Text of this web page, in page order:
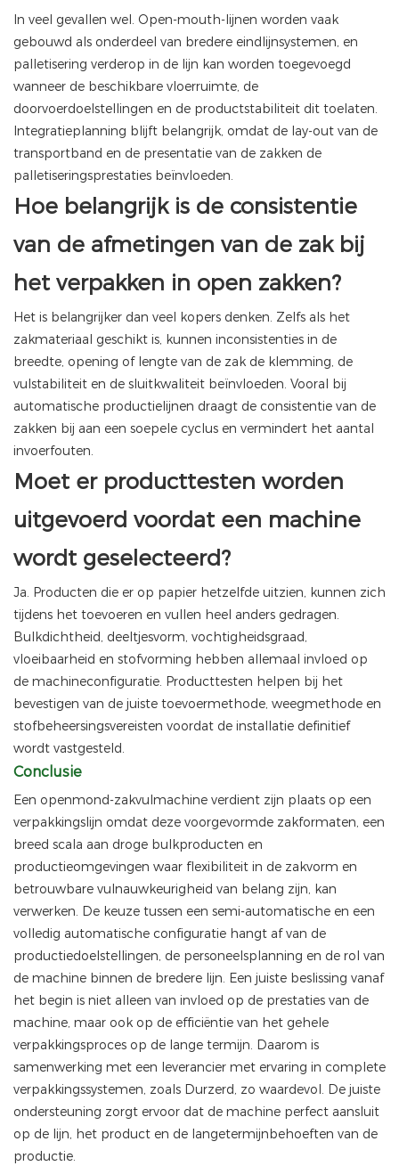
In veel gevallen wel. Open-mouth-lijnen worden vaak
gebouwd als onderdeel van bredere eindlijnsystemen, en
palletisering verderop in de lijn kan worden toegevoegd
wanneer de beschikbare vloerruimte, de
doorvoerdoelstellingen en de productstabiliteit dit toelaten.
Integratieplanning blijft belangrijk, omdat de lay-out van de
transportband en de presentatie van de zakken de
palletiseringsprestaties beïnvloeden.
Hoe belangrijk is de consistentie
van de afmetingen van de zak bij
het verpakken in open zakken?
Het is belangrijker dan veel kopers denken. Zelfs als het
zakmateriaal geschikt is, kunnen inconsistenties in de
breedte, opening of lengte van de zak de klemming, de
vulstabiliteit en de sluitkwaliteit beïnvloeden. Vooral bij
automatische productielijnen draagt ​​de consistentie van de
zakken bij aan een soepele cyclus en vermindert het aantal
invoerfouten.
Moet er producttesten worden
uitgevoerd voordat een machine
wordt geselecteerd?
Ja. Producten die er op papier hetzelfde uitzien, kunnen zich
tijdens het toevoeren en vullen heel anders gedragen.
Bulkdichtheid, deeltjesvorm, vochtigheidsgraad,
vloeibaarheid en stofvorming hebben allemaal invloed op
de machineconfiguratie. Producttesten helpen bij het
bevestigen van de juiste toevoermethode, weegmethode en
stofbeheersingsvereisten voordat de installatie definitief
wordt vastgesteld.
Conclusie
Een openmond-zakvulmachine verdient zijn plaats op een
verpakkingslijn omdat deze voorgevormde zakformaten, een
breed scala aan droge bulkproducten en
productieomgevingen waar flexibiliteit in de zakvorm en
betrouwbare vulnauwkeurigheid van belang zijn, kan
verwerken. De keuze tussen een semi-automatische en een
volledig automatische configuratie hangt af van de
productiedoelstellingen, de personeelsplanning en de rol van
de machine binnen de bredere lijn. Een juiste beslissing vanaf
het begin is niet alleen van invloed op de prestaties van de
machine, maar ook op de efficiëntie van het gehele
verpakkingsproces op de lange termijn. Daarom is
samenwerking met een leverancier met ervaring in complete
verpakkingssystemen, zoals Durzerd, zo waardevol. De juiste
ondersteuning zorgt ervoor dat de machine perfect aansluit
op de lijn, het product en de langetermijnbehoeften van de
productie.